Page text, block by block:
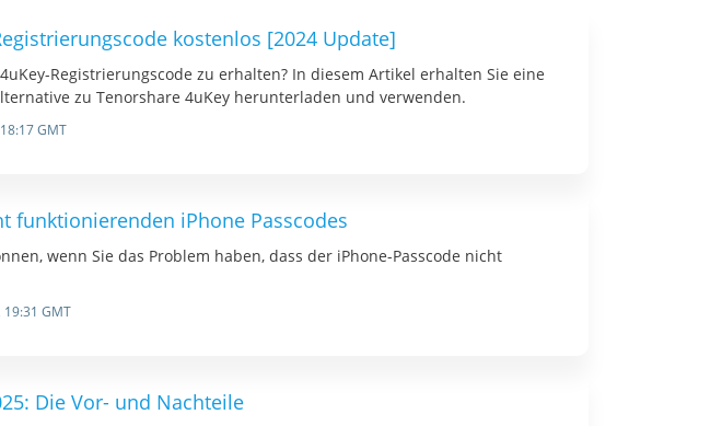
kostenlos [2024 Update]
Registrierungscode zu erhalten? In diesem Artikel erhalten Sie eine
zu Tenorshare 4uKey herunterladen und verwenden.
GMT
funktionierenden iPhone Passcodes
wenn Sie das Problem haben, dass der iPhone-Passcode nicht
19:31 GMT
Die Vor- und Nachteile